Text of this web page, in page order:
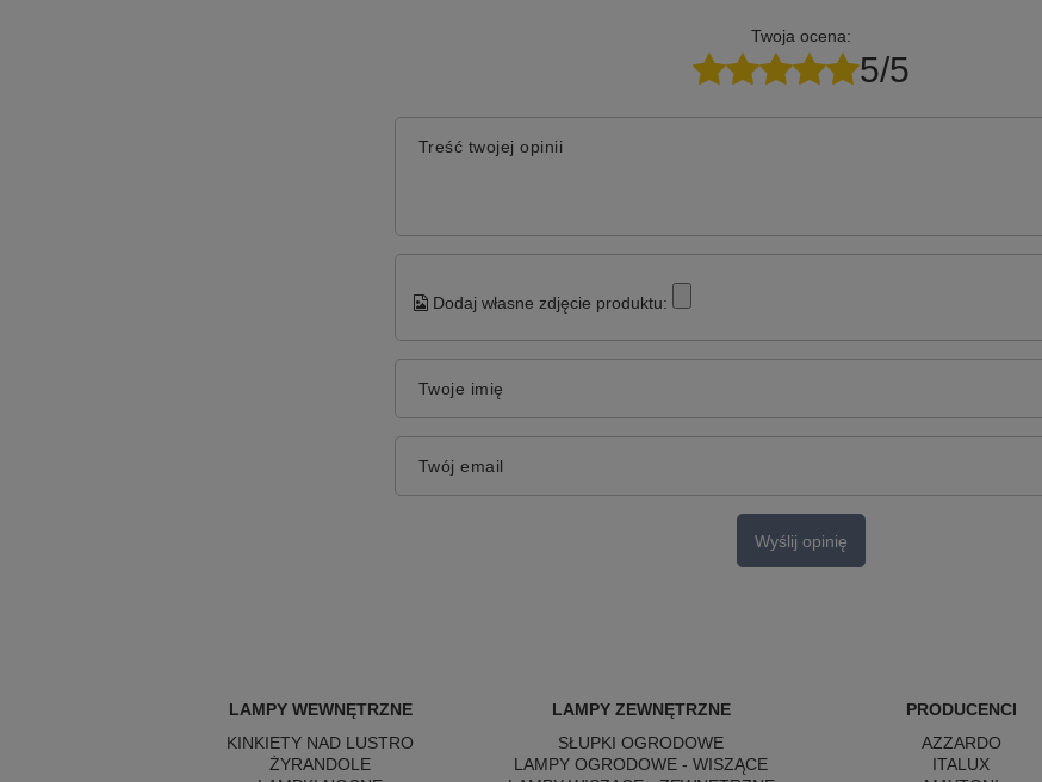
Twoja ocena:
5/5
Treść twojej opinii
Dodaj własne zdjęcie produktu:
Twoje imię
Twój email
Wyślij opinię
LAMPY WEWNĘTRZNE
KINKIETY NAD LUSTRO
ŻYRANDOLE
LAMPY ZEWNĘTRZNE
SŁUPKI OGRODOWE
LAMPY OGRODOWE - WISZĄCE
PRODUCENCI
AZZARDO
ITALUX